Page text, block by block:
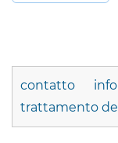
contatto
trattamento